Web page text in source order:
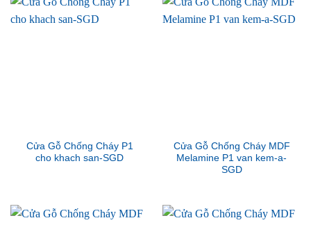
Cửa Gỗ Chống Cháy P1
cho khach san-SGD
Cửa Gỗ Chống Cháy MDF
Melamine P1 van kem-a-
SGD